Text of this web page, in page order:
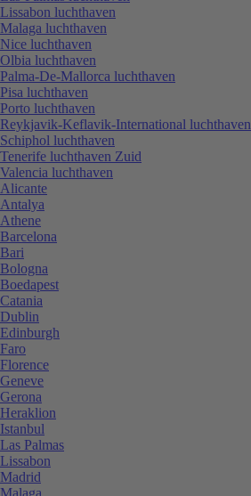
Lissabon luchthaven
Malaga luchthaven
Nice luchthaven
Olbia luchthaven
Palma-De-Mallorca luchthaven
Pisa luchthaven
Porto luchthaven
Reykjavik-Keflavik-International luchthaven
Schiphol luchthaven
Tenerife luchthaven Zuid
Valencia luchthaven
Alicante
Antalya
Athene
Barcelona
Bari
Bologna
Boedapest
Catania
Dublin
Edinburgh
Faro
Florence
Geneve
Gerona
Heraklion
Istanbul
Las Palmas
Lissabon
Madrid
Malaga